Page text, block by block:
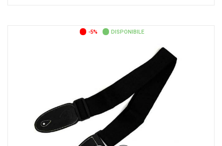
-5% DISPONIBILE